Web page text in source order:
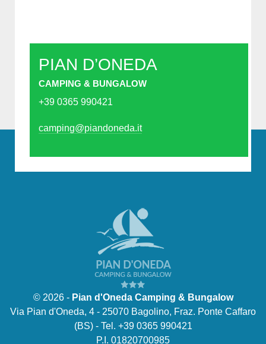
PIAN D’ONEDA
CAMPING & BUNGALOW
+39 0365 990421
camping@piandoneda.it
© 2026 - Pian d'Oneda Camping & Bungalow
Via Pian d'Oneda, 4 - 25070 Bagolino, Fraz. Ponte Caffaro
(BS) - Tel. +39 0365 990421
P.I. 01820700985